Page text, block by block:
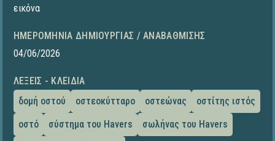
εικόνα
ΗΜΕΡΟΜΗΝΊΑ ΔΗΜΙΟΥΡΓΊΑΣ / ΑΝΑΒΆΘΜΙΣΗΣ
04/06/2026
ΛΈΞΕΙΣ - ΚΛΕΙΔΙΆ
δομή οστού
οστεοκύτταρο οστεώνας
οστίτης ιστός
οστό
σύστημα του Havers
σωλήνας του Havers